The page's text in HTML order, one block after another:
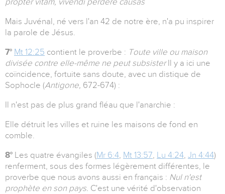
Mais Juvénal, né vers l'an 42 de notre ère, n'a pu inspirer
la parole de Jésus.
7° Mt 12:25 contient le proverbe : Toute ville ou maison
divisée contre elle-même ne peut subsisterIl y a ici une
coïncidence, fortuite sans doute, avec un distique de
Sophocle (Antigone, 672-674) :
Il n'est pas de plus grand fléau que l'anarchie :
Elle détruit les villes et ruine les maisons de fond en
comble.
8° Les quatre évangiles (Mr 6:4, Mt 13:57, Lu 4:24, Jn 4:44)
renferment, sous des formes légèrement différentes, le
proverbe que nous avons aussi en français : Nul n'est
prophète en son pays. C'est une vérité d'observation